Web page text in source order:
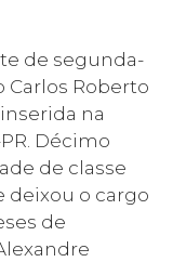
de segunda-
Carlos Roberto
na
Décimo
de classe
deixou o cargo
de